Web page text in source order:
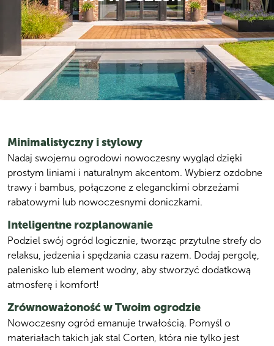
Minimalistyczny i stylowy
Nadaj swojemu ogrodowi nowoczesny wygląd dzięki
prostym liniami i naturalnym akcentom. Wybierz ozdobne
trawy i bambus, połączone z eleganckimi obrzeżami
rabatowymi lub nowoczesnymi doniczkami.
Inteligentne rozplanowanie
Podziel swój ogród logicznie, tworząc przytulne strefy do
relaksu, jedzenia i spędzania czasu razem. Dodaj pergolę,
palenisko lub element wodny, aby stworzyć dodatkową
atmosferę i komfort!
Zrównoważoność w Twoim ogrodzie
Nowoczesny ogród emanuje trwałością. Pomyśl o
materiałach takich jak stal Corten, która nie tylko jest